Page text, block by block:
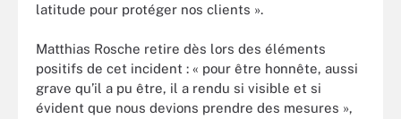
latitude pour protéger nos clients ».
Matthias Rosche retire dès lors des éléments
positifs de cet incident : « pour être honnête, aussi
grave qu’il a pu être, il a rendu si visible et si
évident que nous devions prendre des mesures »,